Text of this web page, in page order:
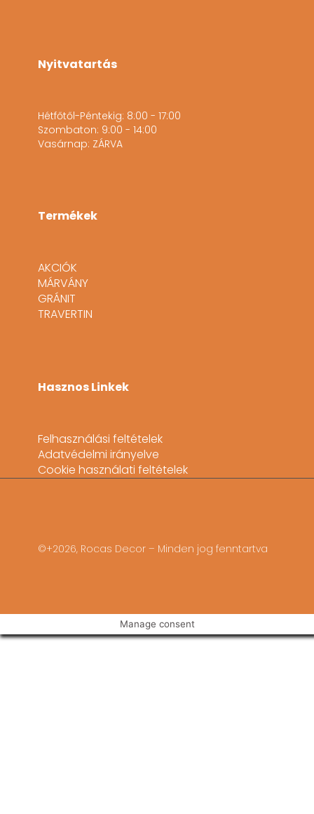
Nyitvatartás
Hétfőtől-Péntekig: 8:00 - 17:00
Szombaton: 9:00 - 14:00
Vasárnap: ZÁRVA
Termékek
AKCIÓK
MÁRVÁNY
GRÁNIT
TRAVERTIN
Hasznos Linkek
Felhasználási feltételek
Adatvédelmi irányelve
Cookie használati feltételek
©+2026, Rocas Decor – Minden jog fenntartva
Manage consent